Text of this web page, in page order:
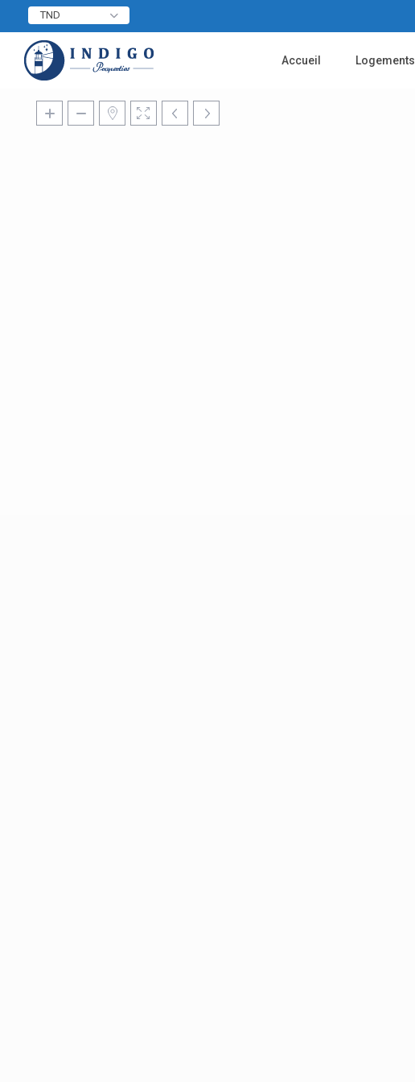
TND
Accueil Logements